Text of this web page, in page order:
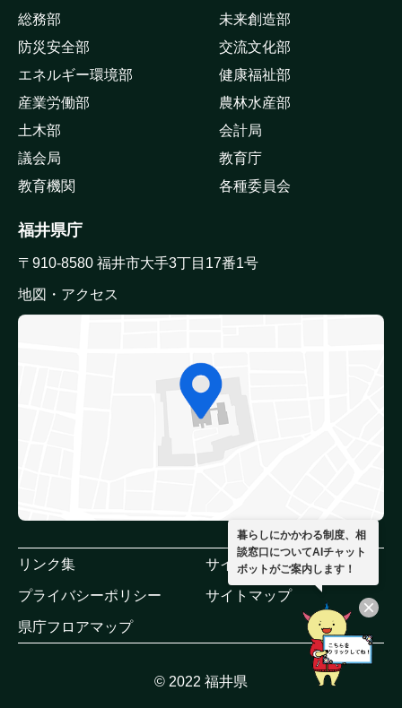
総務部
未来創造部
防災安全部
交流文化部
エネルギー環境部
健康福祉部
産業労働部
農林水産部
土木部
会計局
議会局
教育庁
教育機関
各種委員会
福井県庁
〒910-8580 福井市大手3丁目17番1号
地図・アクセス
リンク集 サイトポリシー
プライバシーポリシー サイトマップ
県庁フロアマップ
© 2022 福井県
暮らしにかかわる制度、相
談窓口についてAIチャット
ボットがご案内します！